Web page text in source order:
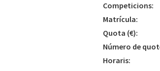
Competicions:
Matrícula:
Quota (€):
Número de
Horaris: